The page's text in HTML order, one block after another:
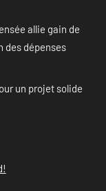
allie gain de
des dépenses
un projet solide